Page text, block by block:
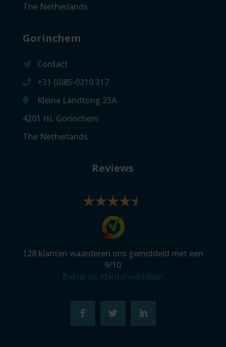
The Netherlands
Gorinchem
Contact
+31 (0)85-0210 317
Kleine Landtong 23A
4201 HL Gorinchem
The Netherlands
Reviews
128klanten waarderen ons gemiddeld met een
9/10
Bekijk op Klantenvertellen